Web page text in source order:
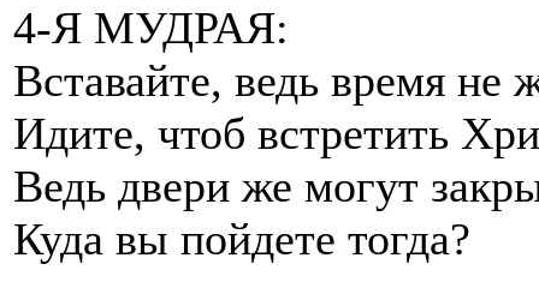
4-Я МУДРАЯ:
Вставайте, ведь время не
Идите, чтоб встретить
Ведь двери же могут
Куда вы пойдете тогда?